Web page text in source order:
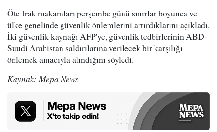
Öte Irak makamları perşembe günü sınırlar boyunca ve
ülke genelinde güvenlik önlemlerini artırdıklarını açıkladı.
İki güvenlik kaynağı AFP'ye, güvenlik tedbirlerinin ABD-
Suudi Arabistan saldırılarına verilecek bir karşılığı
önlemek amacıyla alındığını söyledi.
Kaynak: Mepa News